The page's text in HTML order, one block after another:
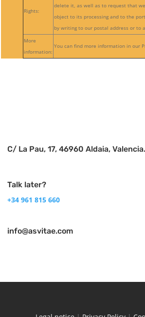
Rights:
delete it, as well as to request that
object to its processing and to the
by writing to our postal address or to
More
information:
You can find more information in our
C/ La Pau, 17, 46960 Aldaia, Valencia.
Talk later?
+34 961 815 660
info@asvitae.com